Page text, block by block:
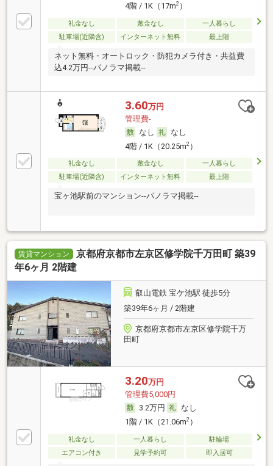
4階 / 1K（17m2）
礼金なし 敷金なし
一人暮らし
駐車場(近隣含)
インターネット無料 最上階
ネット無料・オートロック・防犯カメラ付き・共益費
込4.2万円--パノラマ掲載--
3.60万円
管理費-
なし
なし
4階 / 1K（20.25m2）
礼金なし 敷金なし
一人暮らし
駐車場(近隣含)
インターネット無料 最上階
宝ヶ池駅前のマンション--パノラマ掲載--
賃貸マンション
京都府京都市左京区修学院千万田町 築39
年6ヶ月 2階建
叡山電鉄 宝ケ池駅 徒歩5分
築39年6ヶ月 / 2階建
京都府京都市左京区修学院千万
田町
3.20万円
管理費5,000円
3.2万円
なし
1階 / 1K（21.06m2）
礼金なし 一人暮らし
駐輪場
エアコン付き
見学予約可 即入居可